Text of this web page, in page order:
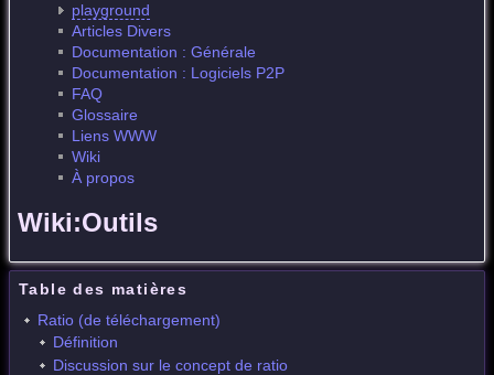
playground
Articles Divers
Documentation : Générale
Documentation : Logiciels P2P
FAQ
Glossaire
Liens WWW
Wiki
À propos
Wiki:Outils
Table des matières
Ratio (de téléchargement)
Définition
Discussion sur le concept de ratio